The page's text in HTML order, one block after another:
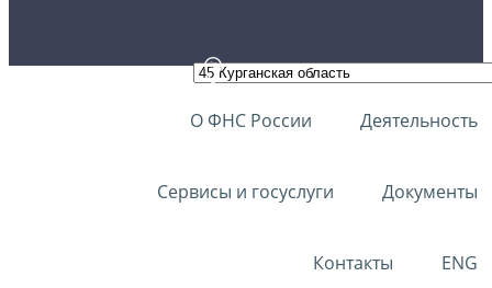
О ФНС России Деятельность
Сервисы и госуслуги Документы
Контакты ENG